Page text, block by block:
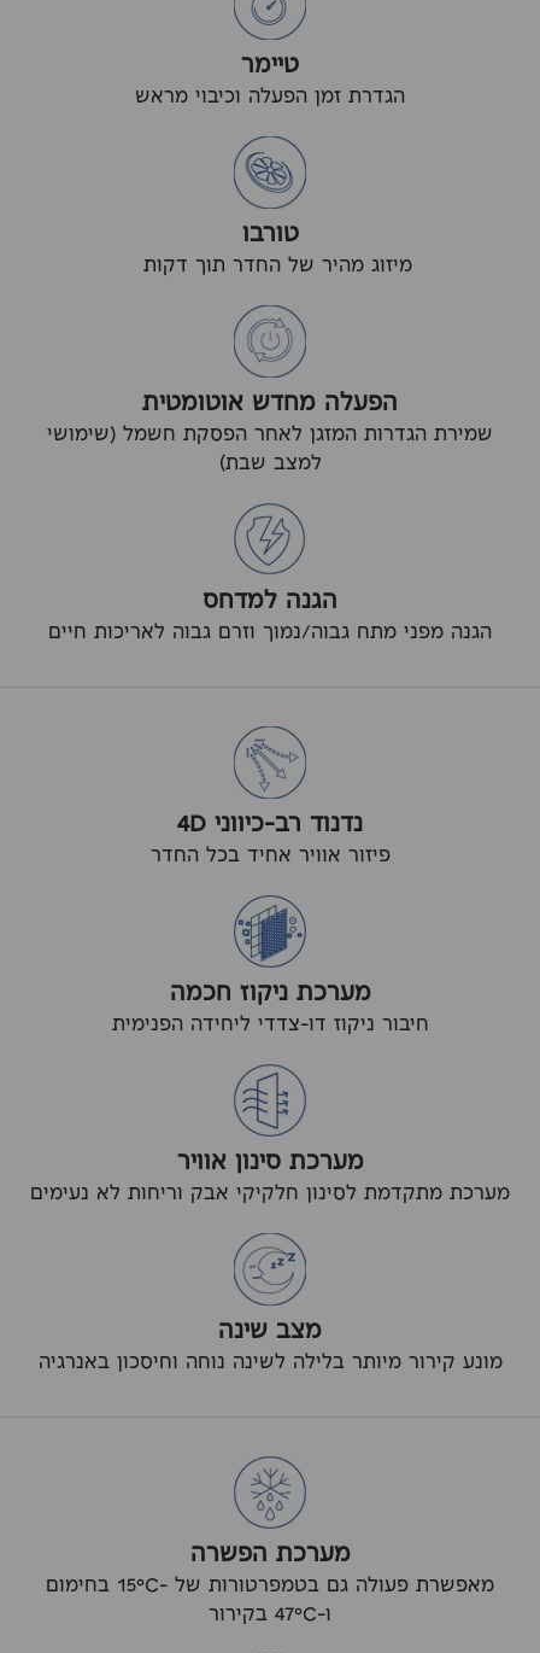
טיימר
הגדרת זמן הפעלה וכיבוי מראש
טורבו
מיזוג מהיר של החדר תוך דקות
הפעלה מחדש אוטומטית
שמירת הגדרות המזגן לאחר הפסקת חשמל (שימושי
למצב שבת)
הגנה למדחס
הגנה מפני מתח גבוה/נמוך וזרם גבוה לאריכות חיים
נדנוד רב-כיווני 4D
פיזור אוויר אחיד בכל החדר
מערכת ניקוז חכמה
חיבור ניקוז דו-צדדי ליחידה הפנימית
מערכת סינון אוויר
מערכת מתקדמת לסינון חלקיקי אבק וריחות לא נעימים
מצב שינה
מונע קירור מיותר בלילה לשינה נוחה וחיסכון באנרגיה
מערכת הפשרה
מאפשרת פעולה גם בטמפרטורות של -15°C בחימום
ו-47°C בקירור